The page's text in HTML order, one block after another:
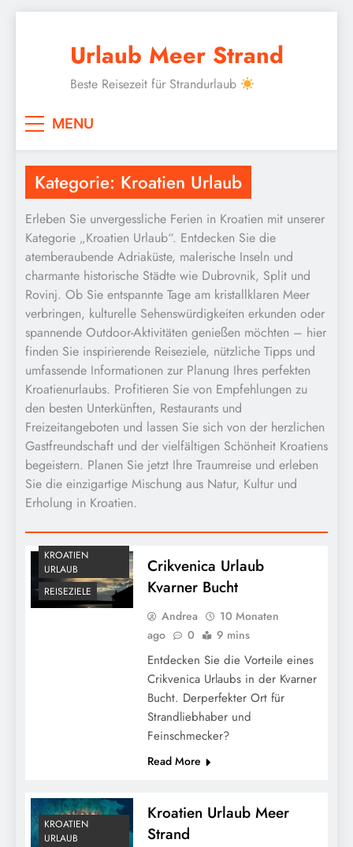
Urlaub Meer Strand
Beste Reisezeit für Strandurlaub
MENU
Kategorie: Kroatien Urlaub
Erleben Sie unvergessliche Ferien in Kroatien mit unserer
Kategorie „Kroatien Urlaub“. Entdecken Sie die
atemberaubende Adriaküste, malerische Inseln und
charmante historische Städte wie Dubrovnik, Split und
Rovinj. Ob Sie entspannte Tage am kristallklaren Meer
verbringen, kulturelle Sehenswürdigkeiten erkunden oder
spannende Outdoor-Aktivitäten genießen möchten – hier
finden Sie inspirierende Reiseziele, nützliche Tipps und
umfassende Informationen zur Planung Ihres perfekten
Kroatienurlaubs. Profitieren Sie von Empfehlungen zu
den besten Unterkünften, Restaurants und
Freizeitangeboten und lassen Sie sich von der herzlichen
Gastfreundschaft und der vielfältigen Schönheit Kroatiens
begeistern. Planen Sie jetzt Ihre Traumreise und erleben
Sie die einzigartige Mischung aus Natur, Kultur und
Erholung in Kroatien.
KROATIEN
URLAUB
REISEZIELE
Crikvenica Urlaub
Kvarner Bucht
Andrea
10 Monaten
ago
0 9 mins
Entdecken Sie die Vorteile eines
Crikvenica Urlaubs in der Kvarner
Bucht. Derperfekter Ort für
Strandliebhaber und
Feinschmecker?
Read More
KROATIEN
URLAUB
Kroatien Urlaub Meer
Strand